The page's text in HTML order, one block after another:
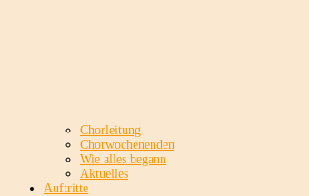
Chorleitung
Chorwochenenden
Wie alles begann
Aktuelles
Auftritte